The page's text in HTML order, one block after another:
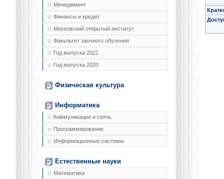
Менеджмент
Финансы и кредит
Московский открытый институт
Факультет заочного обучения
Год выпуска 2021
Год выпуска 2020
Физическая культура
Информатика
Коммуникации и связь
Программирование
Информационные системы
Естественные науки
Математика